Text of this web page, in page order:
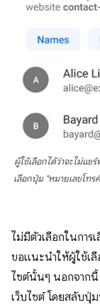
ผู้ใช้เลือกได้ว่าจะไม่แช
เลือกปุ่ม "หมายเลขโทร
ไม่มีตัวเลือกในกา
ขอแนะนำให้ผู้ใช้เลื
ไซต์นั้นๆ นอกจากนี้
เว็บไซต์ โดยสลับปุ่